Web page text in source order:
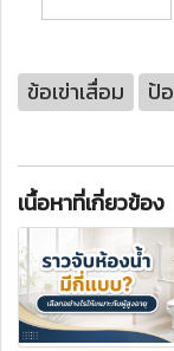
ข้อเข่าเสื่อม ป้
เนื้อหาที่เกี่ยวข้อง